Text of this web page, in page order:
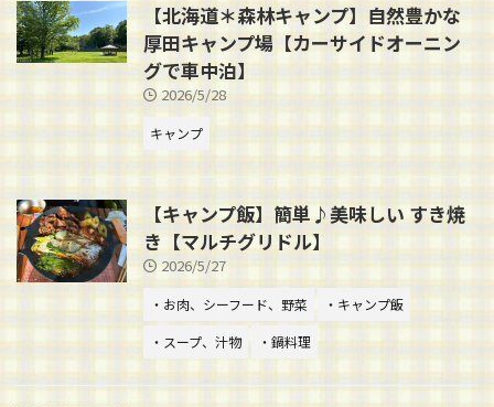
【北海道＊森林キャンプ】自然豊かな
厚田キャンプ場【カーサイドオーニン
グで車中泊】
2026/5/28
キャンプ
【キャンプ飯】簡単♪美味しい すき焼
き【マルチグリドル】
2026/5/27
・お肉、シーフード、野菜
・キャンプ飯
・スープ、汁物
・鍋料理